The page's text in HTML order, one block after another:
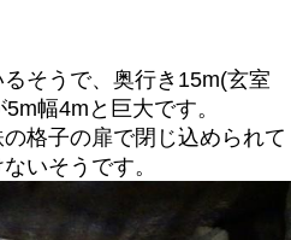
そうで、奥行き15m(玄室
幅4mと巨大です。
格子の扉で閉じ込められて
ないそうです。